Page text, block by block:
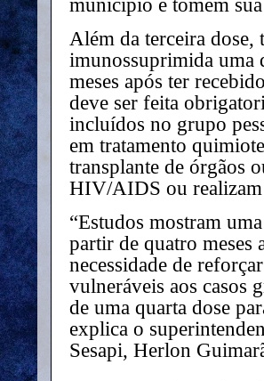
município e tomem
Além da terceira dose,
imunossuprimida uma
meses após ter
deve ser feita
incluídos no grupo
em tratamento
transplante de órgãos
HIV/AIDS ou realizam
“Estudos mostram
partir de quatro meses
necessidade de
vulneráveis aos casos
de uma quarta dose
explica o
Sesapi, Herlon